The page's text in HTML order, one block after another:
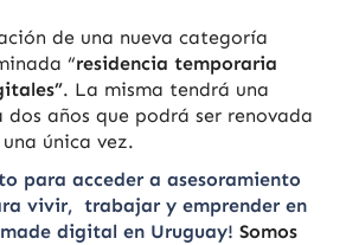
de una nueva categoría
“residencia temporaria
. La misma tendrá una
años que podrá ser renovada
única vez.
para acceder a asesoramiento
vivir, trabajar y emprender en
digital en Uruguay! Somos